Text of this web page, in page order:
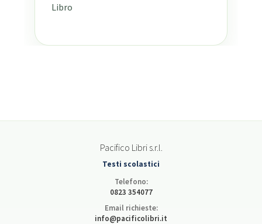
Libro
Pacifico Libri s.r.l.
Testi scolastici
Telefono:
0823 354077
Email richieste:
info@pacificolibri.it